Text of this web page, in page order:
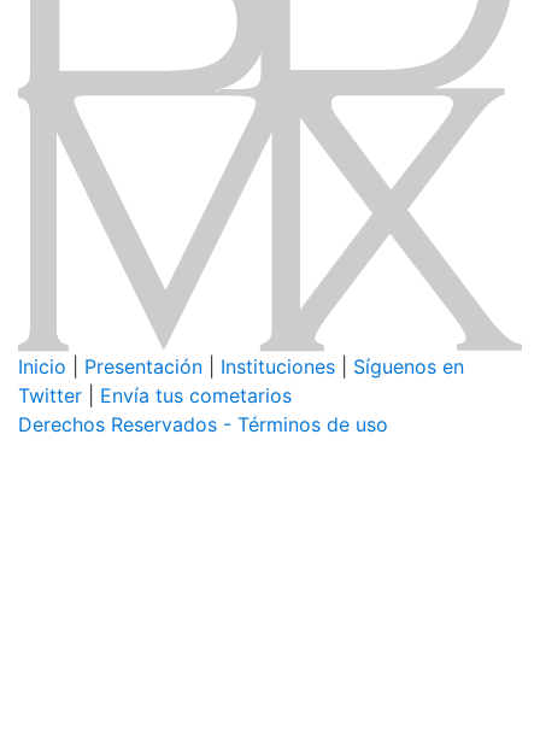
Inicio Presentación Instituciones
Síguenos en
Twitter
Envía tus cometarios
Derechos Reservados - Términos de uso